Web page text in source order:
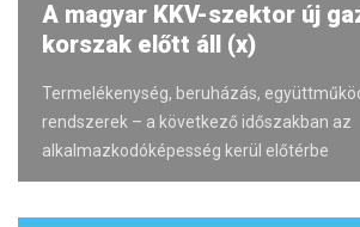
A magyar KKV-szektor új
korszak előtt áll (x)
Termelékenység, beruházás,
rendszerek – a következő időszakban az
alkalmazkodóképesség kerül előtérbe